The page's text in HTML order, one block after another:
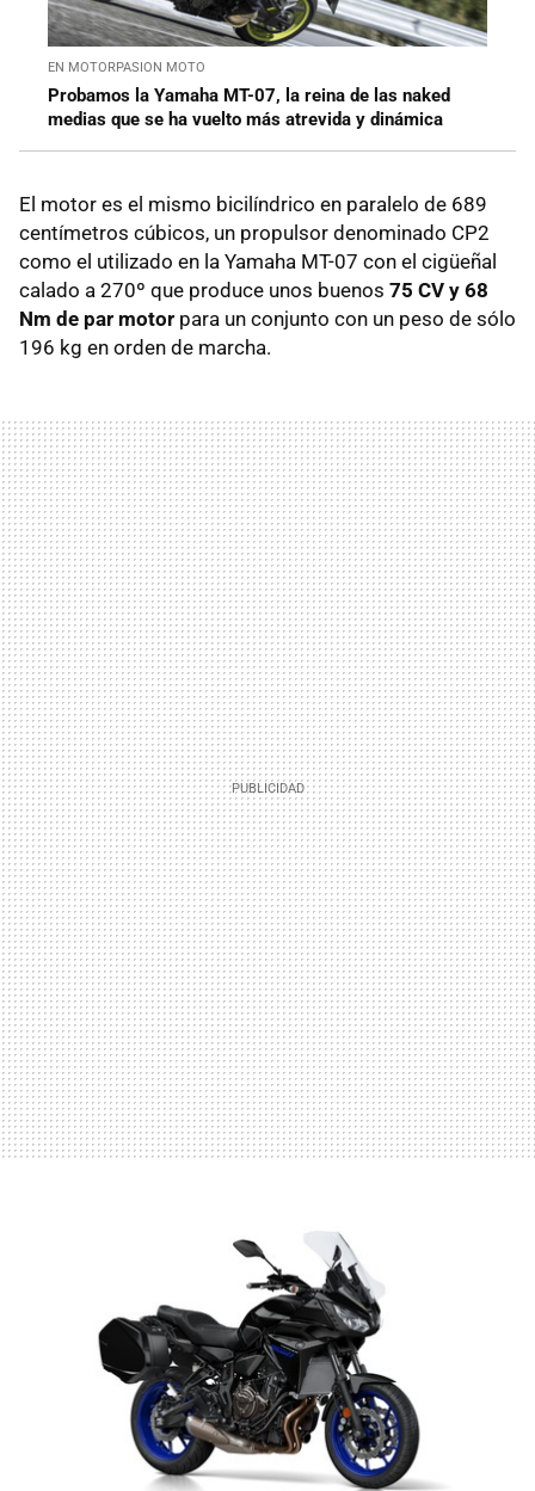
EN MOTORPASION MOTO
Probamos la Yamaha MT-07, la reina de las naked
medias que se ha vuelto más atrevida y dinámica
El motor es el mismo bicilíndrico en paralelo de 689
centímetros cúbicos, un propulsor denominado CP2
como el utilizado en la Yamaha MT-07 con el cigüeñal
calado a 270º que produce unos buenos 75 CV y 68
Nm de par motor para un conjunto con un peso de sólo
196 kg en orden de marcha.